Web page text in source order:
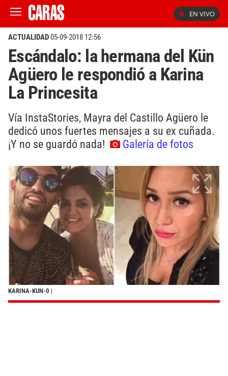
EN VIVO
ACTUALIDAD05-09-2018 12:56
Escándalo: la hermana del Kün
Agüero le respondió a Karina
La Princesita
Vía InstaStories, Mayra del Castillo Agüero le
dedicó unos fuertes mensajes a su ex cuñada.
¡Y no se guardó nada!
Galería de fotos
KARINA-KUN-0 |